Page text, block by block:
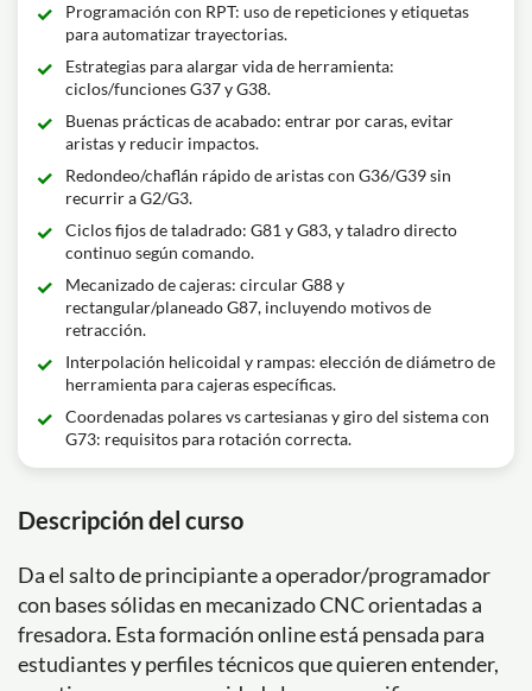
Programación con RPT: uso de repeticiones y etiquetas
para automatizar trayectorias.
Estrategias para alargar vida de herramienta:
ciclos/funciones G37 y G38.
Buenas prácticas de acabado: entrar por caras, evitar
aristas y reducir impactos.
Redondeo/chaflán rápido de aristas con G36/G39 sin
recurrir a G2/G3.
Ciclos fijos de taladrado: G81 y G83, y taladro directo
continuo según comando.
Mecanizado de cajeras: circular G88 y
rectangular/planeado G87, incluyendo motivos de
retracción.
Interpolación helicoidal y rampas: elección de diámetro de
herramienta para cajeras específicas.
Coordenadas polares vs cartesianas y giro del sistema con
G73: requisitos para rotación correcta.
Descripción del curso
Da el salto de principiante a operador/programador
con bases sólidas en mecanizado CNC orientadas a
fresadora. Esta formación online está pensada para
estudiantes y perfiles técnicos que quieren entender,